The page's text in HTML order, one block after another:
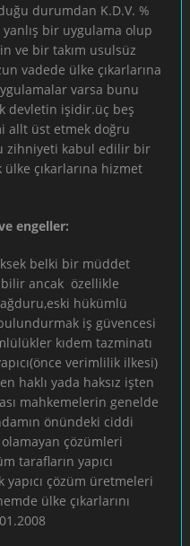
durumdan K.D.V. %
yanlış bir uygulama olup
ve bir takım usulsüz
vadede ülke çıkarlarına
varsa bunu
devletin işidir.üç beş
allt üst etmek doğru
zihniyeti kabul edilir bir
çıkarlarına hizmet
engeller:
belki bir müddet
ancak özellikle
hükümlü
iş güvencesi
kıdem tazminatı
verimlilik ilkesi)
haklı yada haksız işten
mahkemelerin genelde
önündeki ciddi
çözümleri
tarafların yapıcı
yapıcı çözüm üretmeleri
ülke çıkarlarını